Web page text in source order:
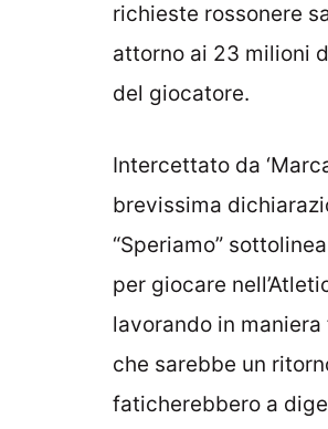
richieste rossonere
attorno ai 23 milioni
del giocatore.
Intercettato da
brevissima
“Speriamo”
per giocare
lavorando in
che sarebbe un
faticherebbero a